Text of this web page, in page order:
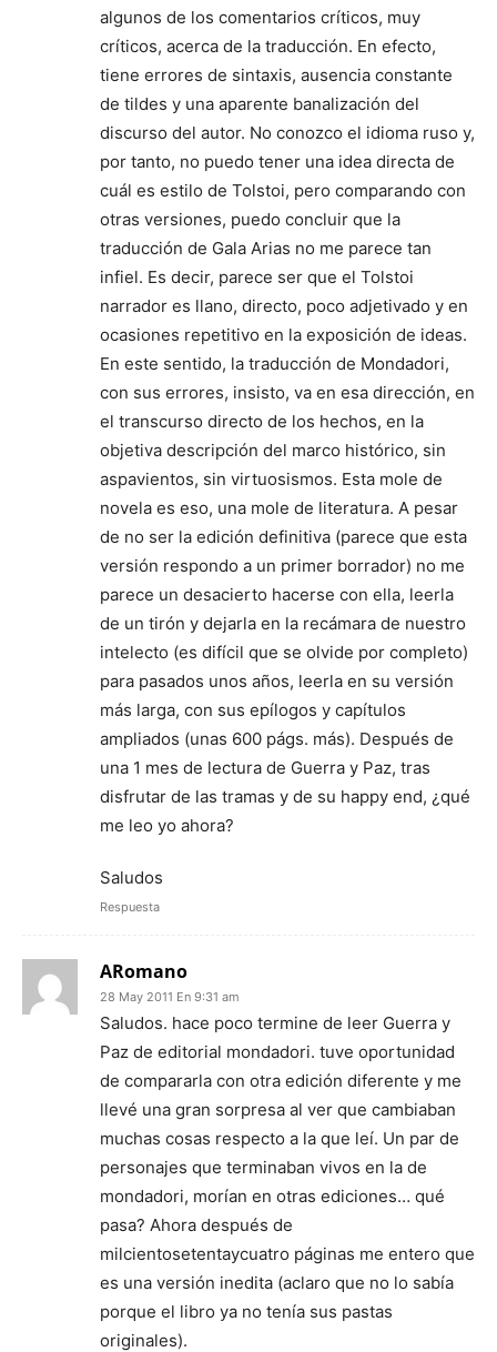
algunos de los comentarios críticos, muy
críticos, acerca de la traducción. En efecto,
tiene errores de sintaxis, ausencia constante
de tildes y una aparente banalización del
discurso del autor. No conozco el idioma ruso y,
por tanto, no puedo tener una idea directa de
cuál es estilo de Tolstoi, pero comparando con
otras versiones, puedo concluir que la
traducción de Gala Arias no me parece tan
infiel. Es decir, parece ser que el Tolstoi
narrador es llano, directo, poco adjetivado y en
ocasiones repetitivo en la exposición de ideas.
En este sentido, la traducción de Mondadori,
con sus errores, insisto, va en esa dirección, en
el transcurso directo de los hechos, en la
objetiva descripción del marco histórico, sin
aspavientos, sin virtuosismos. Esta mole de
novela es eso, una mole de literatura. A pesar
de no ser la edición definitiva (parece que esta
versión respondo a un primer borrador) no me
parece un desacierto hacerse con ella, leerla
de un tirón y dejarla en la recámara de nuestro
intelecto (es difícil que se olvide por completo)
para pasados unos años, leerla en su versión
más larga, con sus epílogos y capítulos
ampliados (unas 600 págs. más). Después de
una 1 mes de lectura de Guerra y Paz, tras
disfrutar de las tramas y de su happy end, ¿qué
me leo yo ahora?
Saludos
Respuesta
ARomano
28 May 2011 En 9:31 am
Saludos. hace poco termine de leer Guerra y
Paz de editorial mondadori. tuve oportunidad
de compararla con otra edición diferente y me
llevé una gran sorpresa al ver que cambiaban
muchas cosas respecto a la que leí. Un par de
personajes que terminaban vivos en la de
mondadori, morían en otras ediciones… qué
pasa? Ahora después de
milcientosetentaycuatro páginas me entero que
es una versión inedita (aclaro que no lo sabía
porque el libro ya no tenía sus pastas
originales).